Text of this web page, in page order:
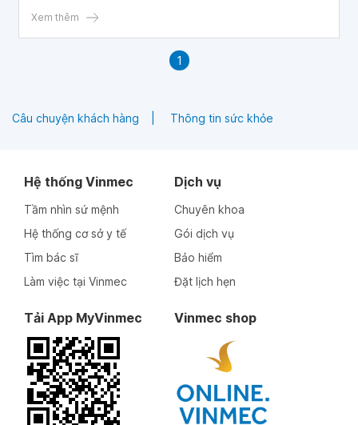
Xem thêm
1
Câu chuyện khách hàng Thông tin sức khỏe
Hệ thống Vinmec
Tầm nhìn sứ mệnh
Hệ thống cơ sở y tế
Tìm bác sĩ
Làm việc tại Vinmec
Dịch vụ
Chuyên khoa
Gói dịch vụ
Bảo hiểm
Đặt lịch hẹn
Tải App MyVinmec Vinmec shop